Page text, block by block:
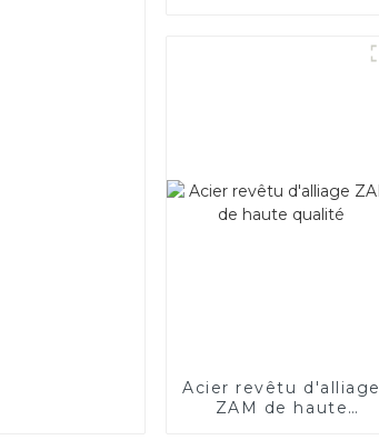
Acier revêtu d'alliage
ZAM de haute